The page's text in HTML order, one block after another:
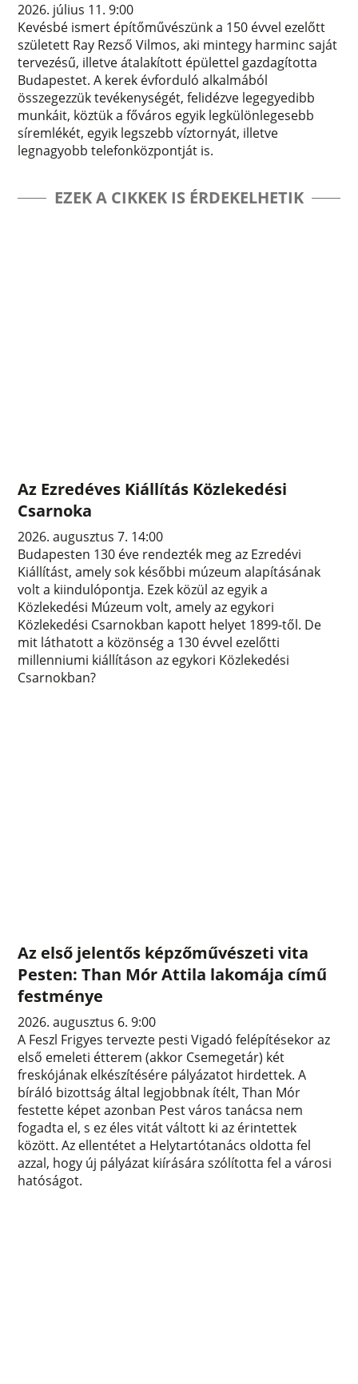
2026. július 11. 9:00
Kevésbé ismert építőművészünk a 150 évvel ezelőtt
született Ray Rezső Vilmos, aki mintegy harminc saját
tervezésű, illetve átalakított épülettel gazdagította
Budapestet. A kerek évforduló alkalmából
összegezzük tevékenységét, felidézve legegyedibb
munkáit, köztük a főváros egyik legkülönlegesebb
síremlékét, egyik legszebb víztornyát, illetve
legnagyobb telefonközpontját is.
EZEK A CIKKEK IS ÉRDEKELHETIK
Az Ezredéves Kiállítás Közlekedési
Csarnoka
2026. augusztus 7. 14:00
Budapesten 130 éve rendezték meg az Ezredévi
Kiállítást, amely sok későbbi múzeum alapításának
volt a kiindulópontja. Ezek közül az egyik a
Közlekedési Múzeum volt, amely az egykori
Közlekedési Csarnokban kapott helyet 1899-től. De
mit láthatott a közönség a 130 évvel ezelőtti
millenniumi kiállításon az egykori Közlekedési
Csarnokban?
Az első jelentős képzőművészeti vita
Pesten: Than Mór Attila lakomája című
festménye
2026. augusztus 6. 9:00
A Feszl Frigyes tervezte pesti Vigadó felépítésekor az
első emeleti étterem (akkor Csemegetár) két
freskójának elkészítésére pályázatot hirdettek. A
bíráló bizottság által legjobbnak ítélt, Than Mór
festette képet azonban Pest város tanácsa nem
fogadta el, s ez éles vitát váltott ki az érintettek
között. Az ellentétet a Helytartótanács oldotta fel
azzal, hogy új pályázat kiírására szólította fel a városi
hatóságot.